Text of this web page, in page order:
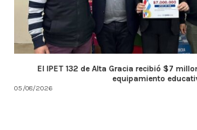
El IPET 132 de Alta Gracia recibió $7
equipamiento
05/08/2026